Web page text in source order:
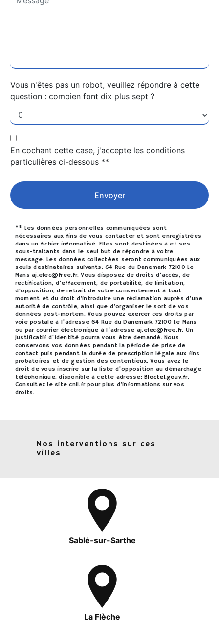
Vous n'êtes pas un robot, veuillez répondre à cette
question : combien font dix plus sept ?
En cochant cette case, j'accepte les conditions
particulières ci-dessous **
Envoyer
** Les données personnelles communiquées sont
nécessaires aux fins de vous contacter et sont enregistrées
dans un fichier informatisé. Elles sont destinées à et ses
sous-traitants dans le seul but de répondre à votre
message. Les données collectées seront communiquées aux
seuls destinataires suivants: 64 Rue du Danemark 72100 Le
Mans aj.elec@free.fr. Vous disposez de droits d’accès, de
rectification, d’effacement, de portabilité, de limitation,
d’opposition, de retrait de votre consentement à tout
moment et du droit d’introduire une réclamation auprès d’une
autorité de contrôle, ainsi que d’organiser le sort de vos
données post-mortem. Vous pouvez exercer ces droits par
voie postale à l'adresse 64 Rue du Danemark 72100 Le Mans
ou par courrier électronique à l'adresse aj.elec@free.fr. Un
justificatif d'identité pourra vous être demandé. Nous
conservons vos données pendant la période de prise de
contact puis pendant la durée de prescription légale aux fins
probatoires et de gestion des contentieux. Vous avez le
droit de vous inscrire sur la liste d'opposition au démarchage
téléphonique, disponible à cette adresse:Bloctel.gouv.fr.
Consultez le site cnil.fr pour plus d’informations sur vos
droits.
Nos interventions sur ces
villes
Sablé-sur-Sarthe
La Flèche